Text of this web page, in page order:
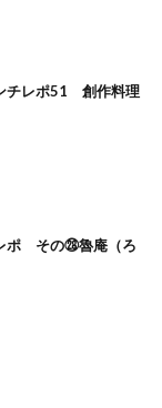
チレポ51 創作料理
ポ その㉘魯庵（ろ